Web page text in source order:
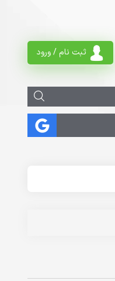
ثبت نام / ورود